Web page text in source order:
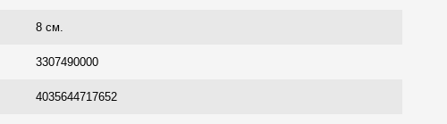
8 см.
3307490000
4035644717652